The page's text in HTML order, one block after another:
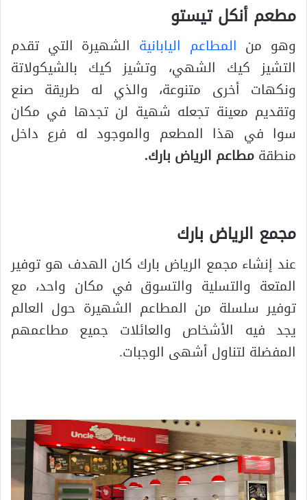
مطعم أنكل تيستو
وهو من المطاعم اليابانية الشهيرة التي تقدم
التشيز كيك الشهي، وتشيز كيك بالشيكولاتة
ونكهات أخرى متنوعة، والذي له طريقة صنع
وتقديم معينة تجعله شهية لن تجدها في مكان
سوا في هذا المطعم والموجود له فرع داخل
منطقةمطاعم الرياض بارك.
مجمع الرياض بارك
عند إنشاء مجمع الرياض بارك كان الهدف هو توفير
المتعة والتسلية والتسوق في مكان واحد، مع
توفير سلسلة من المطاعم الشهيرة حول العالم
يجد فيه الأشخاص والعائلات جميع مطاعمهم
المفضلة لتناول أشهى الوجبات.